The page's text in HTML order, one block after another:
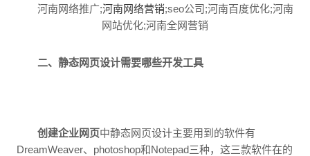
河南网络推广;河南网络营销;seo公司;河南百度优化;河南
网站优化;河南全网营销
二、静态网页设计需要哪些开发工具
创建企业网页中静态网页设计主要用到的软件有
DreamWeaver、photoshop和Notepad三种，这三款软件在的